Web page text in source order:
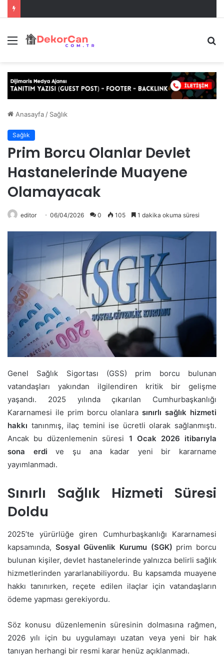
Menü
...
Anasayfa / Sağlık
Sağlık
Prim Borcu Olanlar Devlet
Hastanelerinde Muayene
Olamayacak
editor 06/04/2026 0 105 1 dakika okuma süresi
Genel Sağlık Sigortası (GSS) prim borcu bulunan
vatandaşları yakından ilgilendiren kritik bir gelişme
yaşandı. 2025 yılında çıkarılan Cumhurbaşkanlığı
Kararnamesi ile prim borcu olanlarasınırlı sağlık hizmeti
hakkı tanınmış, ilaç temini ise ücretli olarak sağlanmıştı.
Ancak bu düzenlemenin süresi 1 Ocak 2026 itibarıyla
sona erdi ve şu ana kadar yeni bir kararname
yayımlanmadı.
Sınırlı Sağlık Hizmeti Süresi
Doldu
2025’te yürürlüğe giren Cumhurbaşkanlığı Kararnamesi
kapsamında, Sosyal Güvenlik Kurumu (SGK) prim borcu
bulunan kişiler, devlet hastanelerinde yalnızca belirli sağlık
hizmetlerinden yararlanabiliyordu. Bu kapsamda muayene
hakkı tanınırken, reçete edilen ilaçlar için vatandaşların
ödeme yapması gerekiyordu.
Söz konusu düzenlemenin süresinin dolmasına rağmen,
2026 yılı için bu uygulamayı uzatan veya yeni bir hak
tanıyan herhangi bir resmi karar henüz açıklanmadı.